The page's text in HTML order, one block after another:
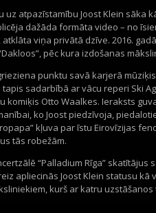
uz atpazīstamību Joost Klein sāka
dažāda formāta video – no
atklāta viņa privātā dzīve. 2016.
pēc kura izdošanas
punktu savā karjerā
tapis sadarbībā ar vācu reperi Ski
komiķis Otto Waalkes. Ieraksts
ko Joost piedzīvoja,
kļuva par īstu Eirovīzijas
tās robežām.
“Palladium Rīga”
apliecinās Joost Klein statusu
kurš ar katru